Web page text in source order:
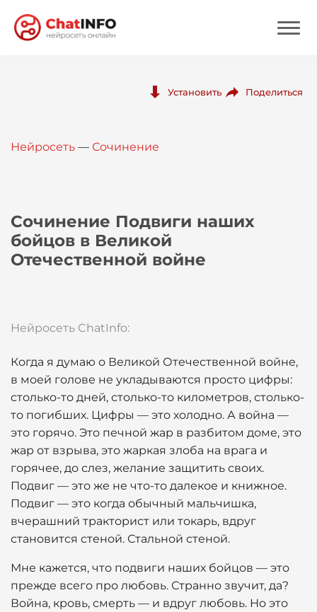
Вход
Установить Поделиться
Нейросеть — Сочинение
Сочинение Подвиги наших
бойцов в Великой
Отечественной войне
Нейросеть ChatInfo:
Когда я думаю о Великой Отечественной войне,
в моей голове не укладываются просто цифры:
столько-то дней, столько-то километров, столько-
то погибших. Цифры — это холодно. А война —
это горячо. Это печной жар в разбитом доме, это
жар от взрыва, это жаркая злоба на врага и
горячее, до слез, желание защитить своих.
Подвиг — это же не что-то далекое и книжное.
Подвиг — это когда обычный мальчишка,
вчерашний тракторист или токарь, вдруг
становится стеной. Стальной стеной.
Мне кажется, что подвиги наших бойцов — это
прежде всего про любовь. Странно звучит, да?
Война, кровь, смерть — и вдруг любовь. Но это